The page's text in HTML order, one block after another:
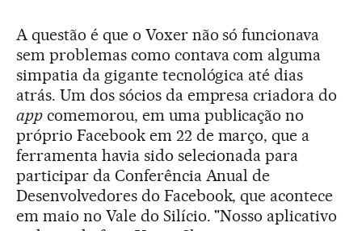
A questão é que o Voxer não só funcionava
sem problemas como contava com alguma
simpatia da gigante tecnológica até dias
atrás. Um dos sócios da empresa criadora do
appcomemorou, em uma publicação no
próprio Facebook em 22 de março, que a
ferramenta havia sido selecionada para
participar da Conferência Anual de
Desenvolvedores do Facebook, que acontece
em maio no Vale do Silício. "Nosso aplicativo